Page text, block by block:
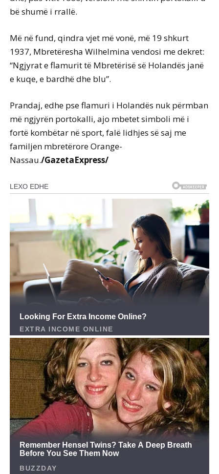
bë shumë i rrallë.
Më në fund, qindra vjet më vonë, më 19 shkurt
1937, Mbretëresha Wilhelmina vendosi me dekret:
“Ngjyrat e flamurit të Mbretërisë së Holandës janë
e kuqe, e bardhë dhe blu”.
Prandaj, edhe pse flamuri i Holandës nuk përmban
më ngjyrën portokalli, ajo mbetet simboli më i
fortë kombëtar në sport, falë lidhjes së saj me
familjen mbretërore Orange-
Nassau./GazetaExpress/